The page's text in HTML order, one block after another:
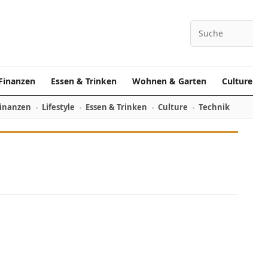
Search for:
Essen & Trinken Wohnen & Garten Culture
Lifestyle Essen & Trinken Culture Technik